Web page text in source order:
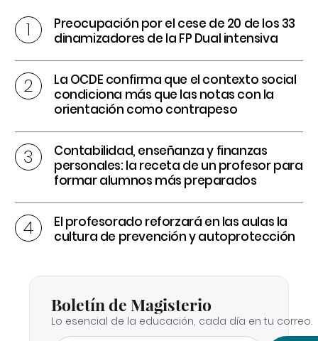
Preocupación por el cese de 20 de los 33
dinamizadores de la FP Dual intensiva
La OCDE confirma que el contexto social
condiciona más que las notas con la
orientación como contrapeso
Contabilidad, enseñanza y finanzas
personales: la receta de un profesor para
formar alumnos más preparados
El profesorado reforzará en las aulas la
cultura de prevención y autoprotección
Boletín de Magisterio
Lo esencial de la educación, cada día en tu correo.